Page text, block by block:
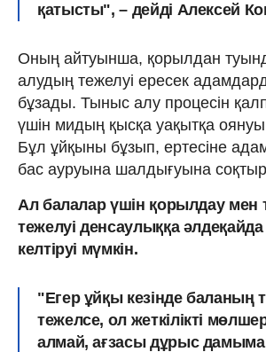
қатысты", – дейді Алексей
Оның айтуынша, қорылдан
алудың тежелуі ересек
бұзады. Тыныс алу процесін
үшін мидың қысқа уақытқа
Бұл ұйқыны бұзып, ертесіне
бас ауруына шалдығуына
Ал балалар үшін қорылдау
тежелуі денсаулыққа
келтіруі мүмкін.
"Егер ұйқы кезінде
тежелсе, ол жеткілікті
алмай, ағзасы дұрыс